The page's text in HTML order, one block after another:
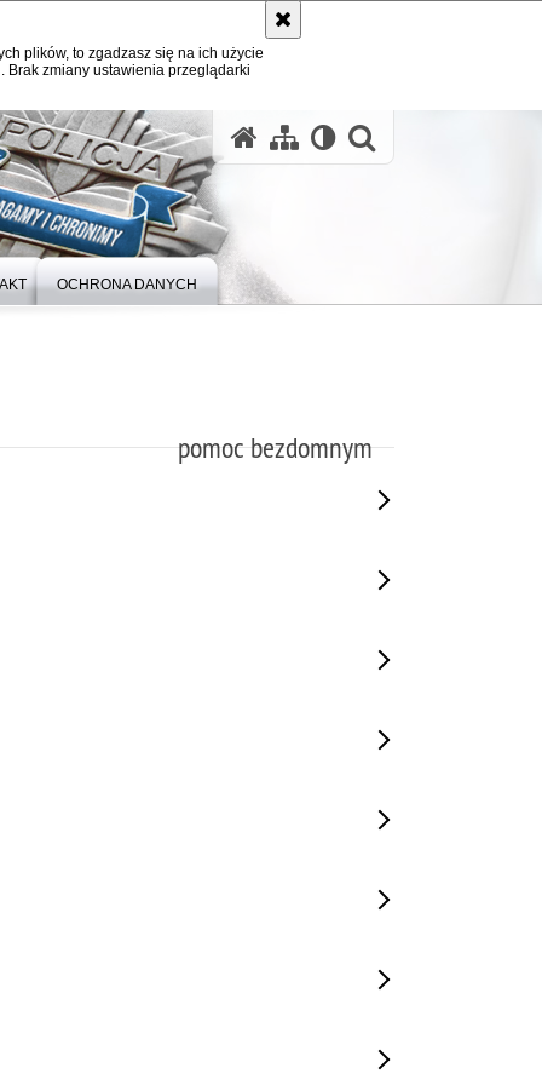
plików, to zgadzasz się na ich użycie
zmiany ustawienia przeglądarki
OCHRONA DANYCH
pomoc bezdomnym